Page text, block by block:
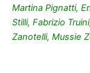
Martina Pignatti,
Stilli, Fabrizio
Zanotelli, Mussie